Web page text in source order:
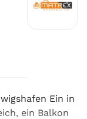
Ein in
ein Balkon